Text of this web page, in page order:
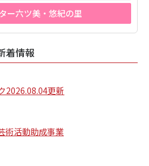
ー六ツ美・悠紀の里
着情報
2026.08.04更新
術活動助成事業